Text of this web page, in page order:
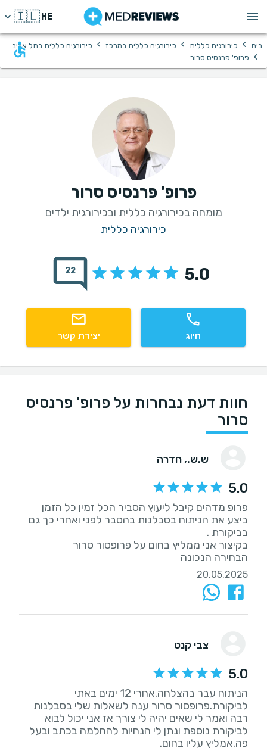
HE
🇮🇱
בית › כירורגיה כללית › כירורגיה כללית במרכז › כירורגיה כללית בתל אביב
› פרופ' פרנסיס סרור
פרופ' פרנסיס סרור
מומחה בכירורגיה כללית ובכירורגית ילדים
כירורגיה כללית
5.0
22
חיוג יצירת קשר
חוות דעת נבחרות על פרופ' פרנסיס
סרור
ש.ש., חדרה
5.0
פרופ מדהים קיבל ליעוץ הסביר הכל זמין כל הזמן
ביצע את הניתוח בסבלנות בהסבר לפני ואחרי כך גם
הבחירה הנכונה
20.05.2025
צבי קנט
5.0
הניתוח עבר בהצלחה.אחרי 12 ימים באתי
לביקורת.פרופסור סרור ענה לשאלות שלי בסבלנות
רבה ואמר לי שאים יהיה לי צורך אז אני יכול לבוא
לביקורת נוספת ונתן לי הנחיות להחלמה בכתב ובעל
פה.אמליץ עליו בחום.